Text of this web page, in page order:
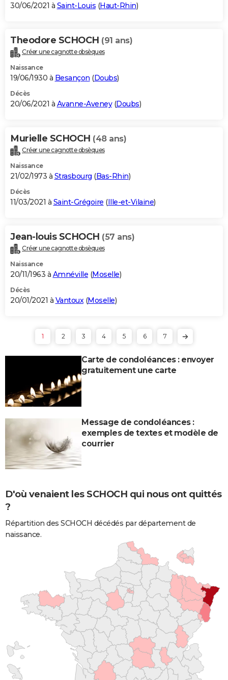
30/06/2021 à Saint-Louis (Haut-Rhin)
Theodore SCHOCH (91 ans)
Créer une cagnotte obsèques
Naissance
19/06/1930 à Besançon (Doubs)
Décès
20/06/2021 à Avanne-Aveney(Doubs)
Murielle SCHOCH (48 ans)
Créer une cagnotte obsèques
Naissance
21/02/1973 à Strasbourg (Bas-Rhin)
Décès
11/03/2021 à Saint-Grégoire (Ille-et-Vilaine)
Jean-louis SCHOCH (57 ans)
Créer une cagnotte obsèques
Naissance
20/11/1963 à Amnéville (Moselle)
Décès
20/01/2021 à Vantoux (Moselle)
1 2 3 4 5 6 7
Carte de condoléances : envoyer
gratuitement une carte
Message de condoléances :
exemples de textes et modèle de
courrier
D'où venaient les SCHOCH qui nous ont quittés
?
Répartition des SCHOCH décédés par département de
naissance.